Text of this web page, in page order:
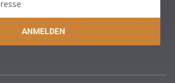
ANMELDEN